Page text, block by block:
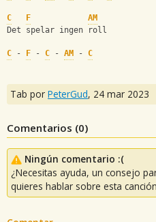
C F
AM
Det spelar ingen roll
C - F - C - AM - C
Tab por PeterGud, 24 mar 2023
Comentarios (0)
Ningún comentario :(
¿Necesitas ayuda, un consejo
quieres hablar sobre esta